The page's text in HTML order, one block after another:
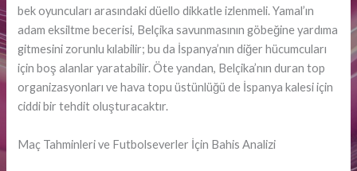
bek oyuncuları arasındaki düello dikkatle izlenmeli. Yamal’ın
adam eksiltme becerisi, Belçika savunmasının göbeğine yardıma
gitmesini zorunlu kılabilir; bu da İspanya’nın diğer hücumcuları
için boş alanlar yaratabilir. Öte yandan, Belçika’nın duran top
organizasyonları ve hava topu üstünlüğü de İspanya kalesi için
ciddi bir tehdit oluşturacaktır.
Maç Tahminleri ve Futbolseverler İçin Bahis Analizi